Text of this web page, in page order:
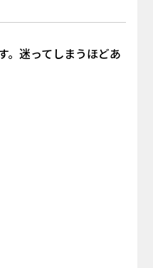
。迷ってしまうほどあ